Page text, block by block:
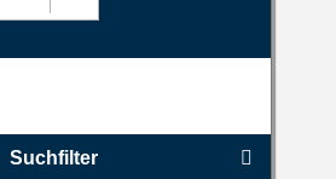
Suchfilter